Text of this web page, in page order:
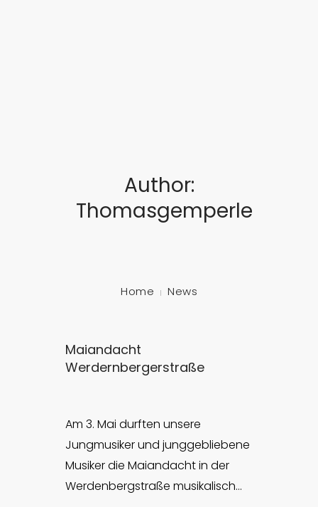
Author:
Thomasgemperle
Home News
Maiandacht
Werdernbergerstraße
Am 3. Mai durften unsere
Jungmusiker und junggebliebene
Musiker die Maiandacht in der
Werdenbergstraße musikalisch…